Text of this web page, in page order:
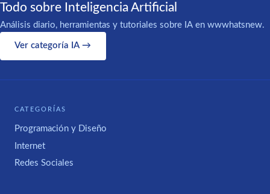
Todo sobre Inteligencia Artificial
Análisis diario, herramientas y tutoriales sobre IA en wwwhatsnew.
Ver categoría IA →
CATEGORÍAS
Programación y Diseño
Internet
Redes Sociales